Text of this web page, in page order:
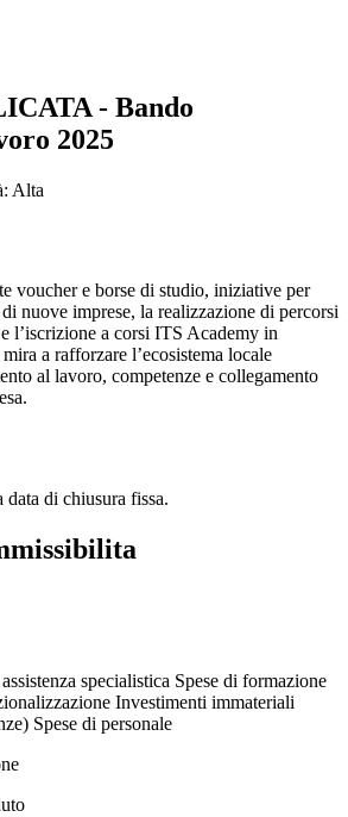
- Bando
2025
Alta
voucher e borse di studio, iniziative per
nuove imprese, la realizzazione di percorsi
l’iscrizione a corsi ITS Academy in
a rafforzare l’ecosistema locale
al lavoro, competenze e collegamento
data di chiusura fissa.
specialistica Spese di formazione
Investimenti immateriali
Spese di personale